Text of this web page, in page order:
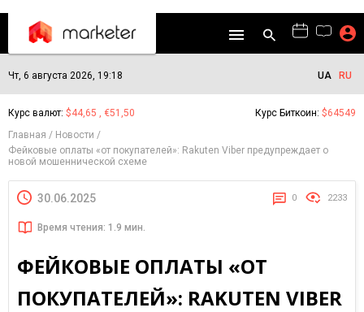
Чт, 6 августа 2026, 19:18 UA RU
Курс валют: $44,65 , €51,50 Курс Биткоин: $64549
Главная
Новости
Фейковые оплаты «от покупателей»: Rakuten Viber предупреждает о
новой мошеннической схеме
30.06.2025 0 2233
Время чтения: 1.9 мин.
ФЕЙКОВЫЕ ОПЛАТЫ «ОТ
ПОКУПАТЕЛЕЙ»: RAKUTEN VIBER